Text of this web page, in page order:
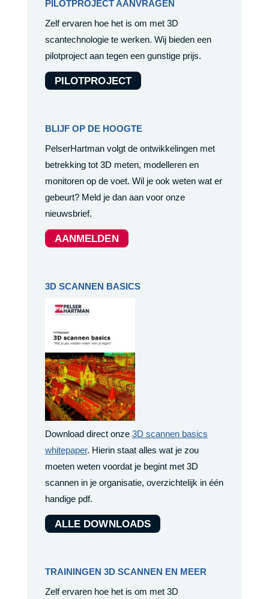
PILOTPROJECT AANVRAGEN
Zelf ervaren hoe het is om met 3D
scantechnologie te werken. Wij bieden een
pilotproject aan tegen een gunstige prijs.
PILOTPROJECT
BLIJF OP DE HOOGTE
PelserHartman volgt de ontwikkelingen met
betrekking tot 3D meten, modelleren en
monitoren op de voet. Wil je ook weten wat er
gebeurt? Meld je dan aan voor onze
nieuwsbrief.
AANMELDEN
3D SCANNEN BASICS
Download direct onze 3D scannen basics
whitepaper. Hierin staat alles wat je zou
moeten weten voordat je begint met 3D
scannen in je organisatie, overzichtelijk in één
handige pdf.
ALLE DOWNLOADS
TRAININGEN 3D SCANNEN EN MEER
Zelf ervaren hoe het is om met 3D